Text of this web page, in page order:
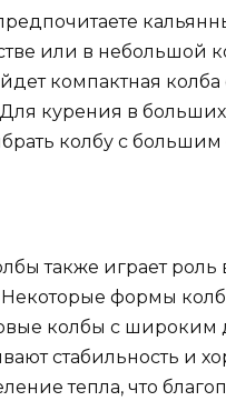
или в небольшой
компактная колба
курения в
колбу с
также играет роль
формы
колбы с широким
стабильность и
тепла, что